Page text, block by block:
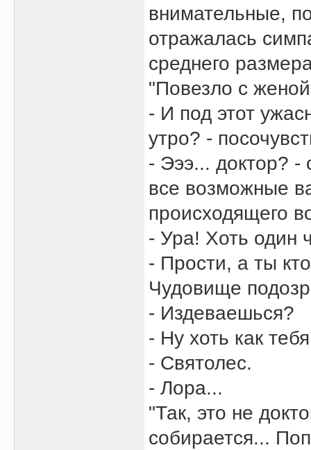
внимательные,
отражалась
среднего
"Повезло с
- И под этот
утро? -
- Эээ... доктор? -
все возможные
происходящего
- Ура! Хоть один
- Прости, а ты
Чудовище
- Издеваешься?
- Ну хоть как
- Святолес.
- Лора...
"Так, это не
собирается...